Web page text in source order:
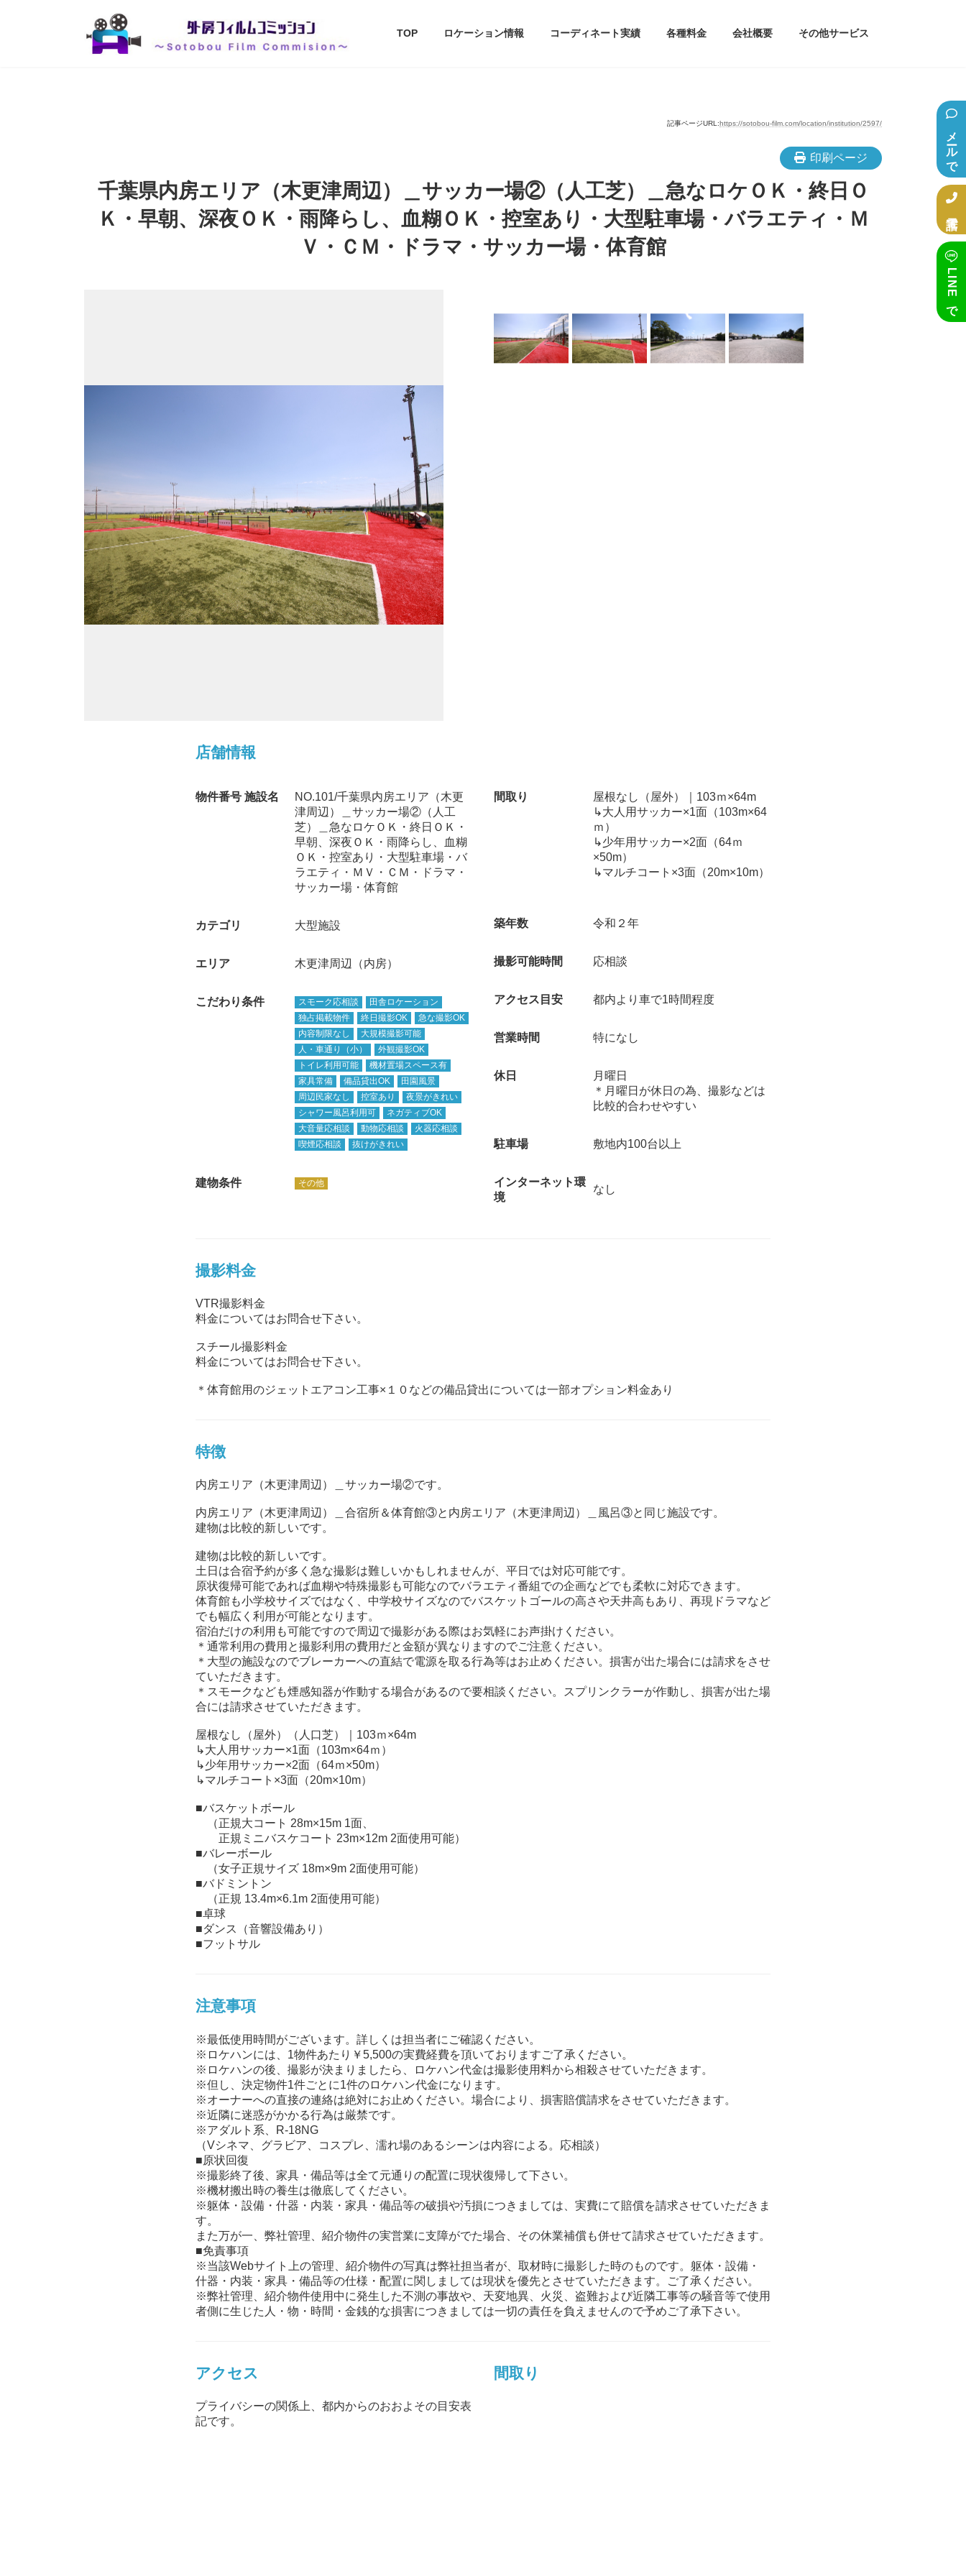
メールで相談
電話で相談
LINEで相談
TOP ロケーション情報 コーディネート実績 各種料金 会社概要 その他サービス
記事ページURL:https://sotobou-film.com/location/institution/2597/
印刷ページ
千葉県内房エリア（木更津周辺）＿サッカー場②（人工芝）＿急なロケＯＫ・終日Ｏ
Ｋ・早朝、深夜ＯＫ・雨降らし、血糊ＯＫ・控室あり・大型駐車場・バラエティ・Ｍ
Ｖ・ＣＭ・ドラマ・サッカー場・体育館
店舗情報
物件番号 施設名
NO.101/千葉県内房エリア（木更
津周辺）＿サッカー場②（人工
芝）＿急なロケＯＫ・終日ＯＫ・
早朝、深夜ＯＫ・雨降らし、血糊
ＯＫ・控室あり・大型駐車場・バ
ラエティ・ＭＶ・ＣＭ・ドラマ・
サッカー場・体育館
カテゴリ 大型施設
エリア 木更津周辺（内房）
こだわり条件 スモーク応相談
田舎ロケーション
独占掲載物件
終日撮影OK
急な撮影OK
内容制限なし
大規模撮影可能
人・車通り（小）
外観撮影OK
トイレ利用可能
機材置場スペース有
家具常備
備品貸出OK
田園風景
周辺民家なし
控室あり
夜景がきれい
シャワー風呂利用可
ネガティブOK
大音量応相談
動物応相談
火器応相談
喫煙応相談
抜けがきれい
建物条件 その他
間取り
屋根なし（屋外）｜103ｍ×64m
↳大人用サッカー×1面（103m×64
ｍ）
↳少年用サッカー×2面（64ｍ
×50m）
↳マルチコート×3面（20m×10m）
築年数 令和２年
撮影可能時間 応相談
アクセス目安 都内より車で1時間程度
営業時間 特になし
休日
月曜日
＊月曜日が休日の為、撮影などは
比較的合わせやすい
駐車場 敷地内100台以上
インターネット環
境
なし
撮影料金
VTR撮影料金
料金についてはお問合せ下さい。
スチール撮影料金
料金についてはお問合せ下さい。
＊体育館用のジェットエアコン工事×１０などの備品貸出については一部オプション料金あり
特徴
内房エリア（木更津周辺）＿サッカー場②です。
内房エリア（木更津周辺）＿合宿所＆体育館③と内房エリア（木更津周辺）＿風呂③と同じ施設です。
建物は比較的新しいです。
建物は比較的新しいです。
土日は合宿予約が多く急な撮影は難しいかもしれませんが、平日では対応可能です。
原状復帰可能であれば血糊や特殊撮影も可能なのでバラエティ番組での企画などでも柔軟に対応できます。
体育館も小学校サイズではなく、中学校サイズなのでバスケットゴールの高さや天井高もあり、再現ドラマなど
でも幅広く利用が可能となります。
宿泊だけの利用も可能ですので周辺で撮影がある際はお気軽にお声掛けください。
＊通常利用の費用と撮影利用の費用だと金額が異なりますのでご注意ください。
＊大型の施設なのでブレーカーへの直結で電源を取る行為等はお止めください。損害が出た場合には請求をさせ
ていただきます。
＊スモークなども煙感知器が作動する場合があるので要相談ください。スプリンクラーが作動し、損害が出た場
合には請求させていただきます。
屋根なし（屋外）（人口芝）｜103ｍ×64m
↳大人用サッカー×1面（103m×64ｍ）
↳少年用サッカー×2面（64ｍ×50m）
↳マルチコート×3面（20m×10m）
■バスケットボール
（正規大コート 28m×15m 1面、
正規ミニバスケコート 23m×12m 2面使用可能）
■バレーボール
（女子正規サイズ 18m×9m 2面使用可能）
■バドミントン
（正規 13.4m×6.1m 2面使用可能）
■卓球
■ダンス（音響設備あり）
■フットサル
注意事項
※最低使用時間がございます。詳しくは担当者にご確認ください。
※ロケハンには、1物件あたり￥5,500の実費経費を頂いておりますご了承ください。
※ロケハンの後、撮影が決まりましたら、ロケハン代金は撮影使用料から相殺させていただきます。
※但し、決定物件1件ごとに1件のロケハン代金になります。
※オーナーへの直接の連絡は絶対にお止めください。場合により、損害賠償請求をさせていただきます。
※近隣に迷惑がかかる行為は厳禁です。
※アダルト系、R-18NG
（Vシネマ、グラビア、コスプレ、濡れ場のあるシーンは内容による。応相談）
■原状回復
※撮影終了後、家具・備品等は全て元通りの配置に現状復帰して下さい。
※機材搬出時の養生は徹底してください。
※躯体・設備・什器・内装・家具・備品等の破損や汚損につきましては、実費にて賠償を請求させていただきま
す。
また万が一、弊社管理、紹介物件の実営業に支障がでた場合、その休業補償も併せて請求させていただきます。
■免責事項
※当該Webサイト上の管理、紹介物件の写真は弊社担当者が、取材時に撮影した時のものです。躯体・設備・
什器・内装・家具・備品等の仕様・配置に関しましては現状を優先とさせていただきます。ご了承ください。
※弊社管理、紹介物件使用中に発生した不測の事故や、天変地異、火災、盗難および近隣工事等の騒音等で使用
者側に生じた人・物・時間・金銭的な損害につきましては一切の責任を負えませんので予めご了承下さい。
アクセス
プライバシーの関係上、都内からのおおよその目安表
記です。
間取り